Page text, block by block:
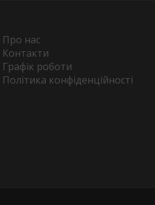
Про нас
Контакти
Графік роботи
Політика конфіденційності